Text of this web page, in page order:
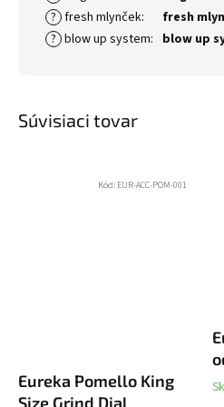
? fresh mlynček:
fresh
? blow up system: blow up
Súvisiaci tovar
Eureka Pomello King
Size Grind Dial
Kód: EUR-ACC-POM-001